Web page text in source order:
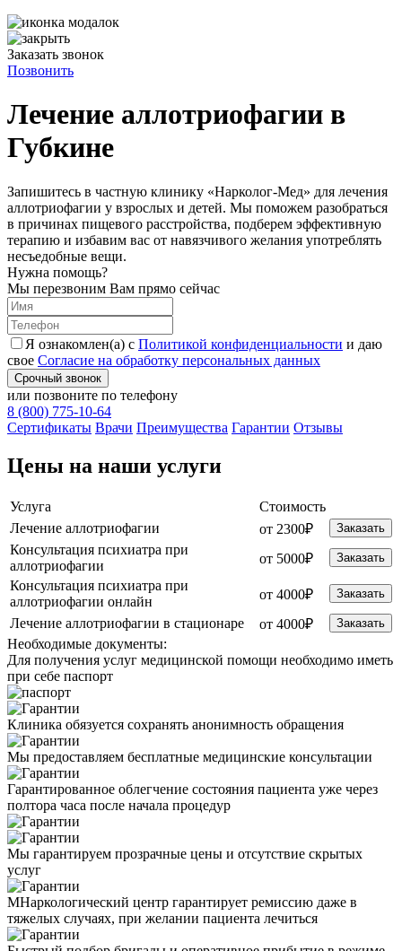
Заказать звонок
Позвонить
Лечение аллотриофагии в
Губкине
Запишитесь в частную клинику «Нарколог-Мед» для лечения
аллотриофагии у взрослых и детей. Мы поможем разобраться
в причинах пищевого расстройства, подберем эффективную
терапию и избавим вас от навязчивого желания употреблять
несъедобные вещи.
Нужна помощь?
Мы перезвоним Вам прямо сейчас
Я ознакомлен(а) с Политикой конфиденциальности и даю
свое Согласие на обработку персональных данных
Срочный звонок
или позвоните по телефону
8 (800) 775-10-64
Cертификаты Врачи Преимущества Гарантии Отзывы
Цены на наши услуги
Услуга
Стоимость
Лечение аллотриофагии
от 2300₽ Заказать
Консультация психиатра при
аллотриофагии
от 5000₽ Заказать
Консультация психиатра при
аллотриофагии онлайн
от 4000₽ Заказать
Лечение аллотриофагии в стационаре от 4000₽ Заказать
Необходимые документы:
Для получения услуг медицинской помощи необходимо иметь
при себе паспорт
Клиника обязуется сохранять анонимность обращения
Мы предоставляем бесплатные медицинские консультации
Гарантированное облегчение состояния пациента уже через
полтора часа после начала процедур
Мы гарантируем прозрачные цены и отсутствие скрытых
услуг
МНаркологический центр гарантирует ремиссию даже в
тяжелых случаях, при желании пациента лечиться